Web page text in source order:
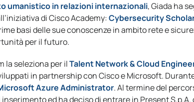
umanistico in relazioni internazionali, Giada ha
di Cisco Academy:Cybersecurity
basi delle sue conoscenze in ambito rete e
per il futuro.
la seleziona per ilTalent Network & Cloud
in partnership con Cisco e Microsoft.
Azure Administrator. Al termine del
ed ha deciso di entrare in Present S.p.A.